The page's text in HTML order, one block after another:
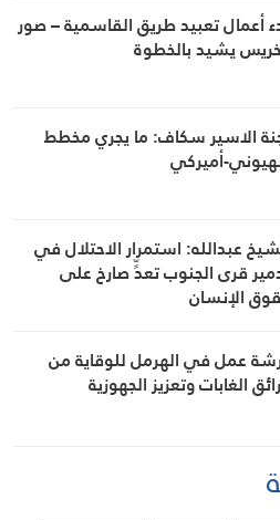
أعمال تعبيد طريق القاسمية – صور
يشيد بالخطوة
الاسير سكاف: ما يجري مخطط
أميركي
عبدالله: استمرار الاحتلال في
قرى الجنوب تعدٍّ صارخ على
الإنسان
عمل في الهرمل للوقاية من
الغابات وتعزيز الجهوزية